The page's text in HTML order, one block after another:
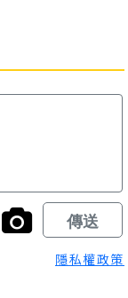
隱私權政策